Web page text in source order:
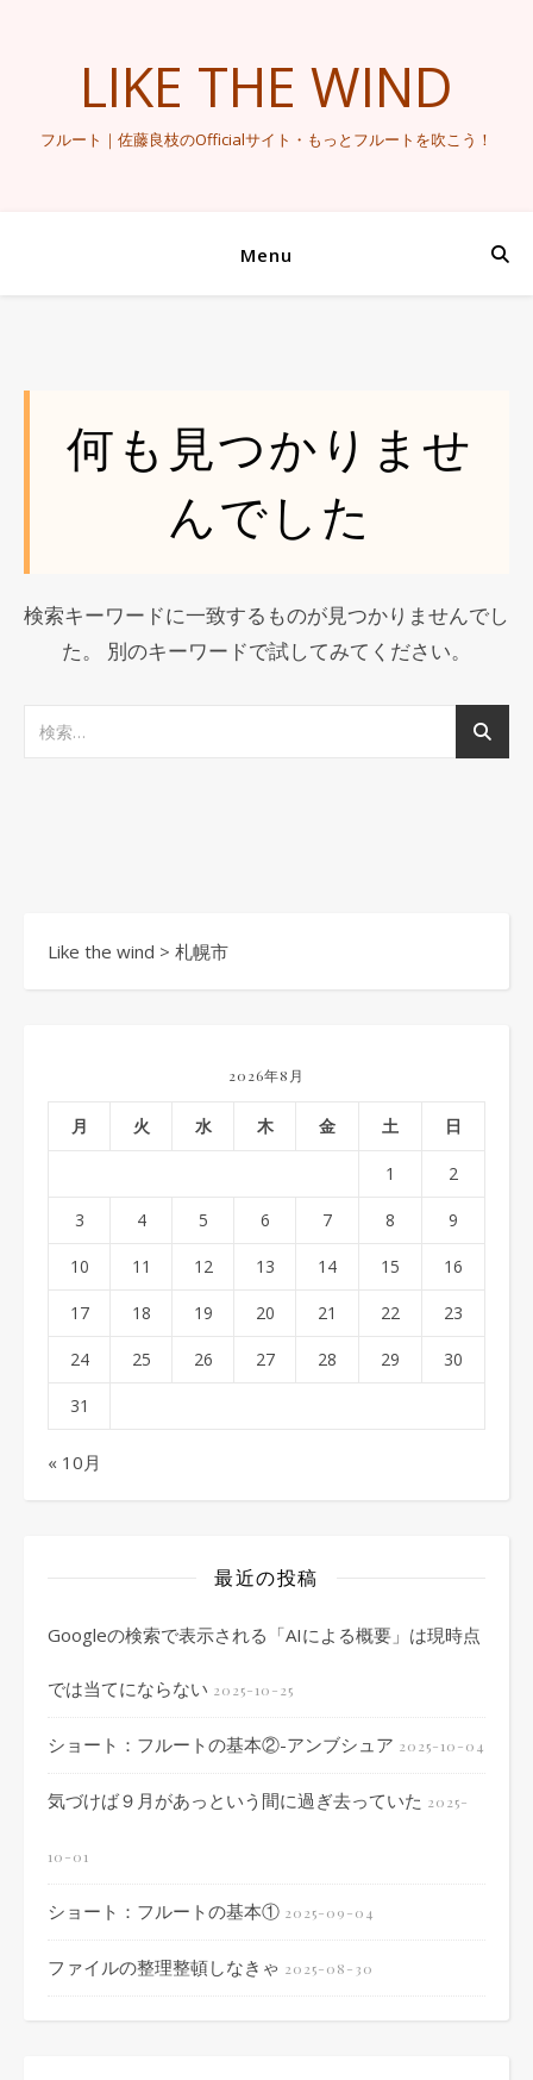
LIKE THE WIND
フルート｜佐藤良枝のOfficialサイト・もっとフルートを吹こう！
Menu
何も見つかりませ
んでした
検索キーワードに一致するものが見つかりませんでし
た。 別のキーワードで試してみてください。
Like the wind > 札幌市
2026年8月
月 火 水 木 金 土 日
1 2
3 4 5 6 7 8 9
10 11 12 13 14 15 16
17 18 19 20 21 22 23
24 25 26 27 28 29 30
31
« 10月
最近の投稿
Googleの検索で表示される「AIによる概要」は現時点
では当てにならない 2025-10-25
ショート：フルートの基本②-アンブシュア 2025-10-04
気づけば９月があっという間に過ぎ去っていた 2025-
10-01
ショート：フルートの基本① 2025-09-04
ファイルの整理整頓しなきゃ 2025-08-30